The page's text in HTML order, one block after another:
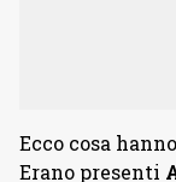
Ecco cosa
Erano presenti